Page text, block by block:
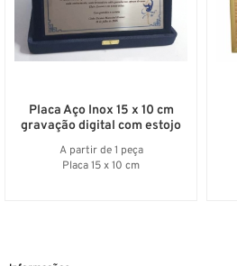
A partir de 1 peça
Placa 15 x 10 cm
Placa Aço Inox 15 x 10 cm
gravação digital com estojo